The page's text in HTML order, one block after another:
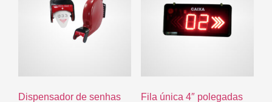
Dispensador de senhas
Fila única 4″ polegadas